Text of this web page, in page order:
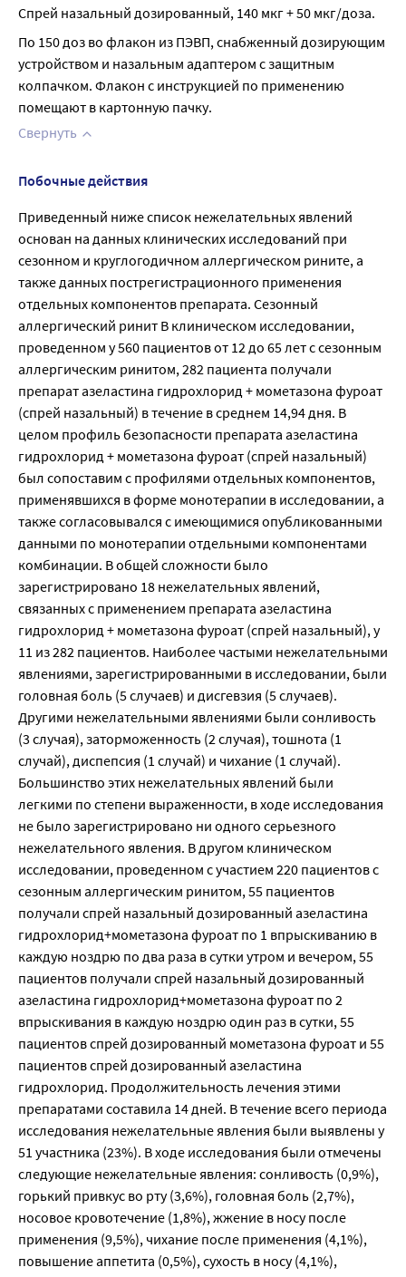
Спрей назальный дозированный, 140 мкг + 50 мкг/доза.
По 150 доз во флакон из ПЭВП, снабженный дозирующим
устройством и назальным адаптером с защитным
колпачком. Флакон с инструкцией по применению
помещают в картонную пачку.
Свернуть
Побочные действия
Приведенный ниже список нежелательных явлений
основан на данных клинических исследований при
сезонном и круглогодичном аллергическом рините, а
также данных пострегистрационного применения
отдельных компонентов препарата. Сезонный
аллергический ринит В клиническом исследовании,
проведенном у 560 пациентов от 12 до 65 лет с сезонным
аллергическим ринитом, 282 пациента получали
препарат азеластина гидрохлорид + мометазона фуроат
(спрей назальный) в течение в среднем 14,94 дня. В
целом профиль безопасности препарата азеластина
гидрохлорид + мометазона фуроат (спрей назальный)
был сопоставим с профилями отдельных компонентов,
применявшихся в форме монотерапии в исследовании, а
также согласовывался с имеющимися опубликованными
данными по монотерапии отдельными компонентами
комбинации. В общей сложности было
зарегистрировано 18 нежелательных явлений,
связанных с применением препарата азеластина
гидрохлорид + мометазона фуроат (спрей назальный), у
11 из 282 пациентов. Наиболее частыми нежелательными
явлениями, зарегистрированными в исследовании, были
головная боль (5 случаев) и дисгевзия (5 случаев).
Другими нежелательными явлениями были сонливость
(3 случая), заторможенность (2 случая), тошнота (1
случай), диспепсия (1 случай) и чихание (1 случай).
Большинство этих нежелательных явлений были
легкими по степени выраженности, в ходе исследования
не было зарегистрировано ни одного серьезного
нежелательного явления. В другом клиническом
исследовании, проведенном с участием 220 пациентов с
сезонным аллергическим ринитом, 55 пациентов
получали спрей назальный дозированный азеластина
гидрохлорид+мометазона фуроат по 1 впрыскиванию в
каждую ноздрю по два раза в сутки утром и вечером, 55
пациентов получали спрей назальный дозированный
азеластина гидрохлорид+мометазона фуроат по 2
впрыскивания в каждую ноздрю один раз в сутки, 55
пациентов спрей дозированный мометазона фуроат и 55
пациентов спрей дозированный азеластина
гидрохлорид. Продолжительность лечения этими
препаратами составила 14 дней. В течение всего периода
исследования нежелательные явления были выявлены у
51 участника (23%). В ходе исследования были отмечены
следующие нежелательные явления: сонливость (0,9%),
горький привкус во рту (3,6%), головная боль (2,7%),
носовое кровотечение (1,8%), жжение в носу после
применения (9,5%), чихание после применения (4,1%),
повышение аппетита (0,5%), сухость в носу (4,1%),